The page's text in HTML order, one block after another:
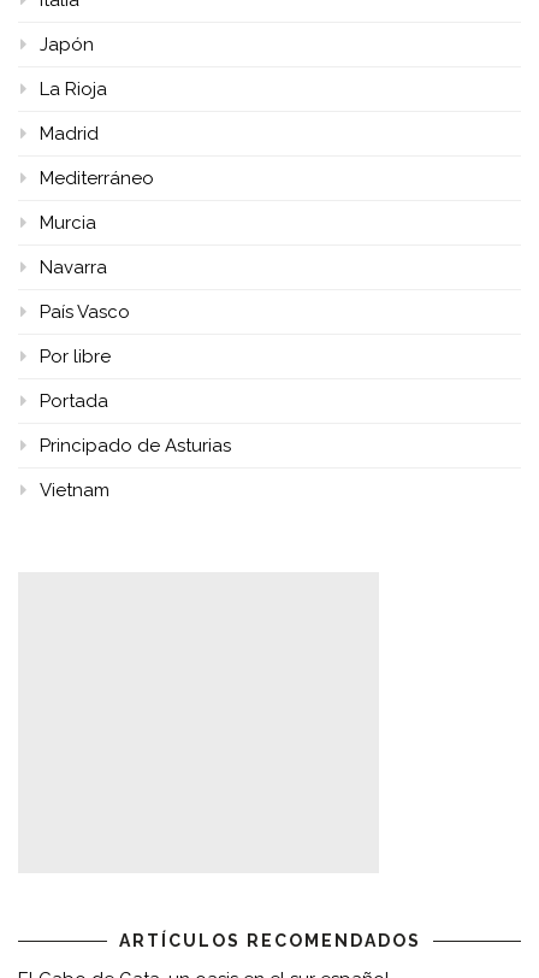
Japón
La Rioja
Madrid
Mediterráneo
Murcia
Navarra
País Vasco
Por libre
Portada
Principado de Asturias
Vietnam
ARTÍCULOS RECOMENDADOS